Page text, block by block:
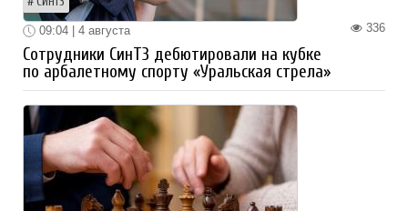
336
09:04 | 4 августа
Сотрудники СинТЗ дебютировали на кубке
по арбалетному спорту «Уральская стрела»